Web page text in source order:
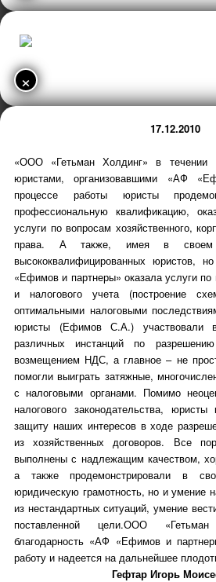
×
17.12.2010
«ООО «Гетьман Холдинг» в течении
юристами, организовавшими «АФ
процессе работы юристы
профессиональную квалификацию,
услуги по вопросам хозяйственного,
права. А также, имея в своем
высококвалифицированных юристов,
«Ефимов и партнеры» оказала услуги по
и налогового учета (построение
оптимальными налоговыми
юристы (Ефимов С.А.) участвовали
различных инстанций по
возмещением НДС, а главное – не
помогли выиграть затяжные,
с налоговыми органами. Помимо
налогового законодательства,
защиту наших интересов в ходе
из хозяйственных договоров. Все
выполнены с надлежащим качеством,
а также продемонстрировали в
юридическую грамотность, но и умение
из нестандартных ситуаций, умение
поставленной цели.ООО
благодарность «АФ «Ефимов и
работу и надеется на дальнейшее
Гефтар Игорь